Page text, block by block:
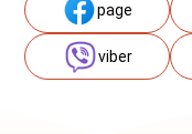
page
viber